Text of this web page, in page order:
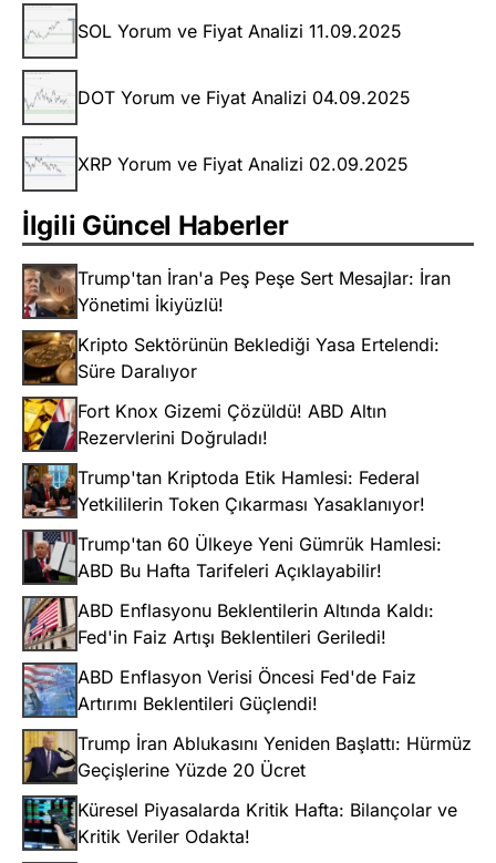
SOL Yorum ve Fiyat Analizi 11.09.2025
DOT Yorum ve Fiyat Analizi 04.09.2025
XRP Yorum ve Fiyat Analizi 02.09.2025
İlgili Güncel Haberler
Trump'tan İran'a Peş Peşe Sert Mesajlar: İran
Yönetimi İkiyüzlü!
Kripto Sektörünün Beklediği Yasa Ertelendi:
Süre Daralıyor
Fort Knox Gizemi Çözüldü! ABD Altın
Rezervlerini Doğruladı!
Trump'tan Kriptoda Etik Hamlesi: Federal
Yetkililerin Token Çıkarması Yasaklanıyor!
Trump'tan 60 Ülkeye Yeni Gümrük Hamlesi:
ABD Bu Hafta Tarifeleri Açıklayabilir!
ABD Enflasyonu Beklentilerin Altında Kaldı:
Fed'in Faiz Artışı Beklentileri Geriledi!
ABD Enflasyon Verisi Öncesi Fed'de Faiz
Artırımı Beklentileri Güçlendi!
Trump İran Ablukasını Yeniden Başlattı: Hürmüz
Geçişlerine Yüzde 20 Ücret
Küresel Piyasalarda Kritik Hafta: Bilançolar ve
Kritik Veriler Odakta!